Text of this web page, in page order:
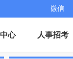
微信
心 人事招考